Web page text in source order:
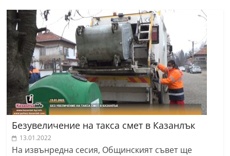
Безувеличение на такса смет в Казанлък
13.01.2022
На извънредна сесия, Общинският съвет ще